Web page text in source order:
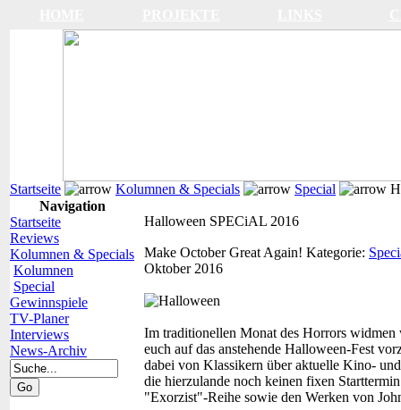
Startseite Kolumnen & Specials Special
Navigation
Startseite
Reviews
Kolumnen & Specials
Kolumnen
Special
Gewinnspiele
TV-Planer
Interviews
News-Archiv
Halloween SPECiAL 2016
Make October Great Again! Kategorie:
Oktober 2016
Im traditionellen Monat des Horrors
euch auf das anstehende Halloween-Fest
dabei von Klassikern über aktuelle Kino-
die hierzulande noch keinen fixen
"Exorzist"-Reihe sowie den Werken von